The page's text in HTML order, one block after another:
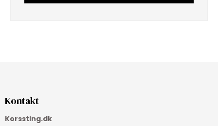
Kontakt
Korssting.dk